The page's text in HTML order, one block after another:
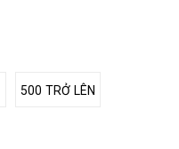
500 TRỞ LÊN